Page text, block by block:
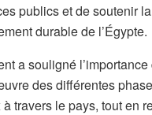
publics et de soutenir
durable de l’Égypte.
a souligné l’importance
des différentes
travers le pays, tout en